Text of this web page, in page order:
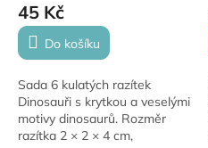
45 Kč
Do košíku
Sada 6 kulatých razítek
Dinosauři s krytkou a veselými
motivy dinosaurů. Rozměr
razítka 2 × 2 × 4 cm,